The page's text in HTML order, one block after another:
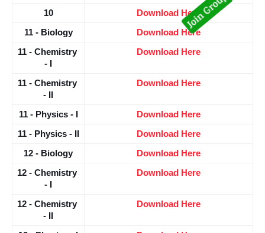
10 Download Here
11 - Biology Download Here
11 - Chemistry
- I
Download Here
11 - Chemistry
- II
Download Here
11 - Physics - I Download Here
11 - Physics - II Download Here
12 - Biology Download Here
12 - Chemistry
- I
Download Here
12 - Chemistry
- II
Download Here